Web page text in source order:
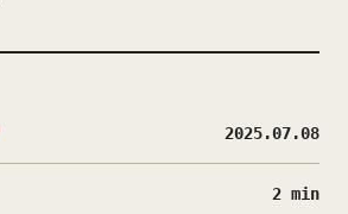
2025.07.08
2 min